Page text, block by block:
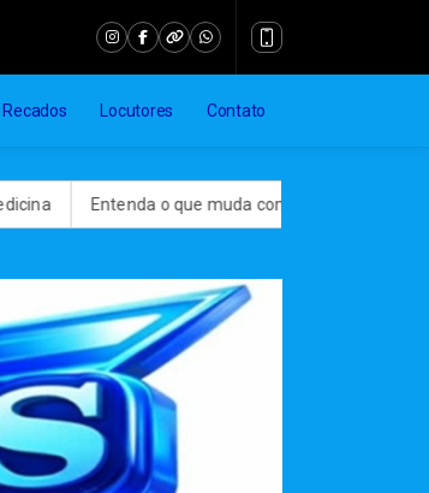
Recados Locutores Contato
Entenda o que muda com a nova Lei do Frete